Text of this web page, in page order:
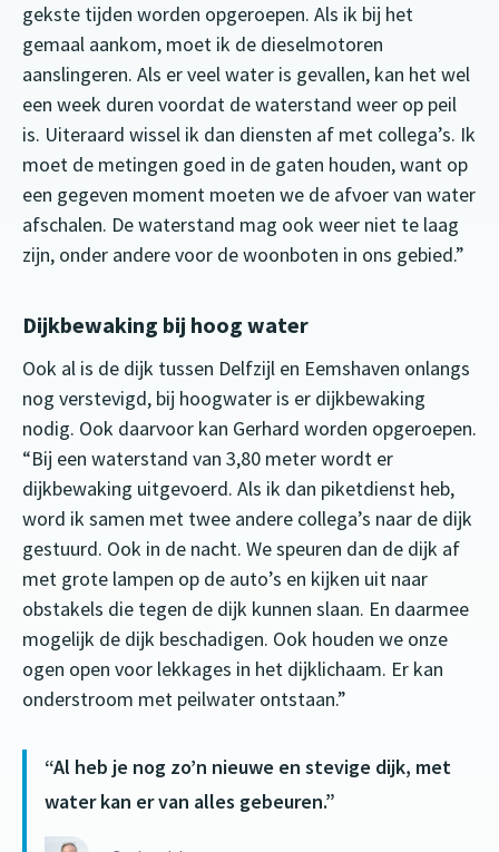
gekste tijden worden opgeroepen. Als ik bij het
gemaal aankom, moet ik de dieselmotoren
aanslingeren. Als er veel water is gevallen, kan het wel
een week duren voordat de waterstand weer op peil
is. Uiteraard wissel ik dan diensten af met collega’s. Ik
moet de metingen goed in de gaten houden, want op
een gegeven moment moeten we de afvoer van water
afschalen. De waterstand mag ook weer niet te laag
zijn, onder andere voor de woonboten in ons gebied.”
Dijkbewaking bij hoog water
Ook al is de dijk tussen Delfzijl en Eemshaven onlangs
nog verstevigd, bij hoogwater is er dijkbewaking
nodig. Ook daarvoor kan Gerhard worden opgeroepen.
“Bij een waterstand van 3,80 meter wordt er
dijkbewaking uitgevoerd. Als ik dan piketdienst heb,
word ik samen met twee andere collega’s naar de dijk
gestuurd. Ook in de nacht. We speuren dan de dijk af
met grote lampen op de auto’s en kijken uit naar
obstakels die tegen de dijk kunnen slaan. En daarmee
mogelijk de dijk beschadigen. Ook houden we onze
ogen open voor lekkages in het dijklichaam. Er kan
onderstroom met peilwater ontstaan.”
Al heb je nog zo’n nieuwe en stevige dijk, met
water kan er van alles gebeuren.